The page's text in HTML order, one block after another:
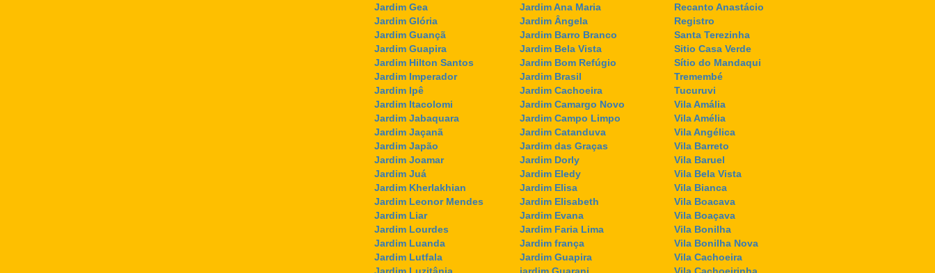
Jardim Gea
Jardim Glória
Jardim Guançã
Jardim Guapira
Jardim Hilton Santos
Jardim Imperador
Jardim Ipê
Jardim Itacolomi
Jardim Jabaquara
Jardim Jaçanã
Jardim Japão
Jardim Joamar
Jardim Juá
Jardim Kherlakhian
Jardim Leonor Mendes
Jardim Liar
Jardim Lourdes
Jardim Luanda
Jardim Lutfala
Jardim Ana Maria
Jardim Ângela
Jardim Barro Branco
Jardim Bela Vista
Jardim Bom Refúgio
Jardim Brasil
Jardim Cachoeira
Jardim Camargo Novo
Jardim Campo Limpo
Jardim Catanduva
Jardim das Graças
Jardim Dorly
Jardim Eledy
Jardim Elisa
Jardim Elisabeth
Jardim Evana
Jardim Faria Lima
Jardim frança
Jardim Guapira
Recanto Anastácio
Registro
Santa Terezinha
Sitio Casa Verde
Sítio do Mandaqui
Tremembé
Tucuruvi
Vila Amália
Vila Amélia
Vila Angélica
Vila Barreto
Vila Baruel
Vila Bela Vista
Vila Bianca
Vila Boacava
Vila Boaçava
Vila Bonilha
Vila Bonilha Nova
Vila Cachoeira